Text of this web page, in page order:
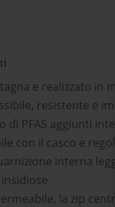
e realizzato in
resistente e
di PFAS aggiunti
con il casco e
interna
la zip